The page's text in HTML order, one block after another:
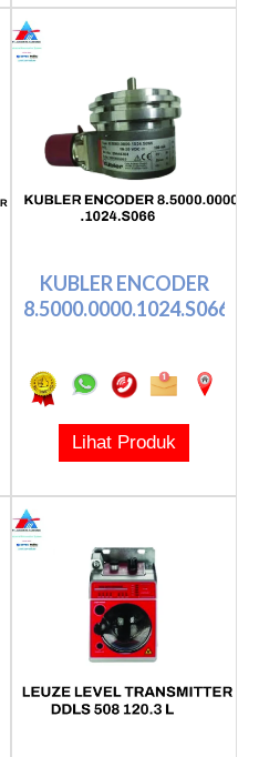
KUBLER ENCODER
8.5000.0000.1024.S066
Lihat Produk